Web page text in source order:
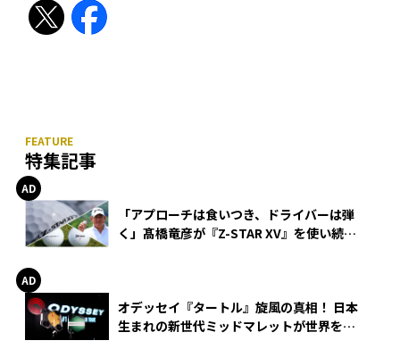
特集記事
「アプローチは食いつき、ドライバーは弾
く」髙橋竜彦が『Z-STAR XV』を使い続け
オデッセイ『タートル』旋風の真相！ 日本
生まれの新世代ミッドマレットが世界を席